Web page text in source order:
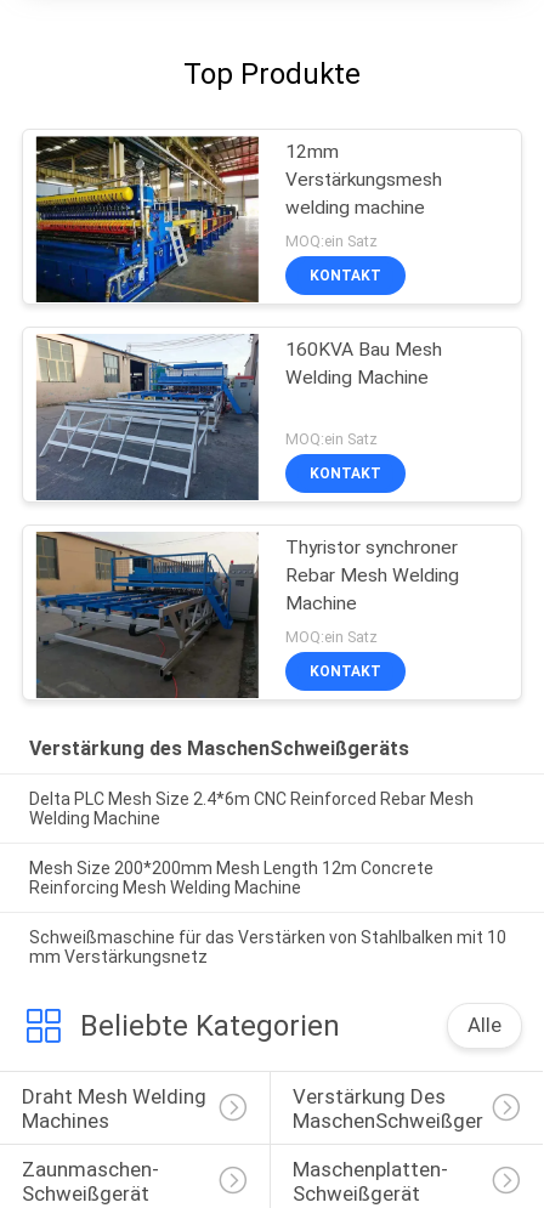
Top Produkte
12mm
Verstärkungsmesh
welding machine
MOQ:ein Satz
KONTAKT
160KVA Bau Mesh
Welding Machine
MOQ:ein Satz
KONTAKT
Thyristor synchroner
Rebar Mesh Welding
Machine
MOQ:ein Satz
KONTAKT
Verstärkung des MaschenSchweißgeräts
Delta PLC Mesh Size 2.4*6m CNC Reinforced Rebar Mesh
Welding Machine
Mesh Size 200*200mm Mesh Length 12m Concrete
Reinforcing Mesh Welding Machine
Schweißmaschine für das Verstärken von Stahlbalken mit 10
mm Verstärkungsnetz
Beliebte Kategorien Alle
Draht Mesh Welding
Machines
Verstärkung Des
MaschenSchweißgeräts
Zaunmaschen-
Schweißgerät
Maschenplatten-
Schweißgerät